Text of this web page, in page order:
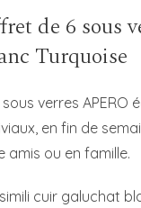
de 6 sous
Turquoise
verres APERO
en fin de
amis ou en famille.
cuir galuchat